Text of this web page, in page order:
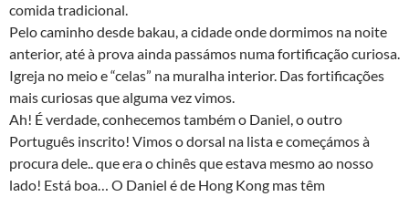
comida tradicional.
Pelo caminho desde bakau, a cidade onde dormimos na noite
anterior, até à prova ainda passámos numa fortificação curiosa.
Igreja no meio e “celas” na muralha interior. Das fortificações
mais curiosas que alguma vez vimos.
Ah! É verdade, conhecemos também o Daniel, o outro
Português inscrito! Vimos o dorsal na lista e começámos à
procura dele.. que era o chinês que estava mesmo ao nosso
lado! Está boa… O Daniel é de Hong Kong mas têm